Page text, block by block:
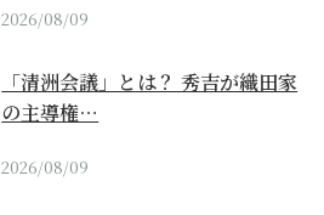
2026/08/09
「清洲会議」とは？ 秀吉が織田家
の主導権…
2026/08/09